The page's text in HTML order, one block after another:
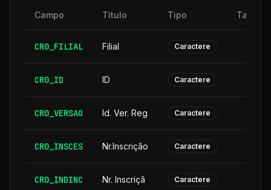
Campo Título Tipo
CR0_FILIAL Filial Caractere
CR0_ID ID Caractere
CR0_VERSAO Id. Ver. Reg Caractere
CR0_INSCES Nr.Inscrição Caractere
CR0_INDINC Nr. Inscriçã Caractere